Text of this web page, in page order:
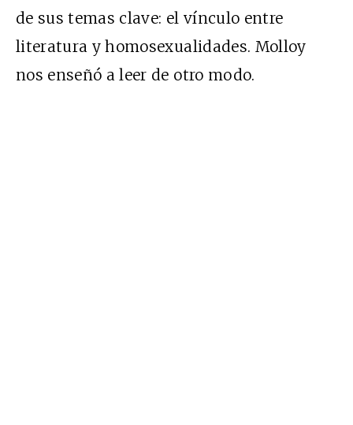
de sus temas clave: el vínculo entre
literatura y homosexualidades. Molloy
nos enseñó a leer de otro modo.